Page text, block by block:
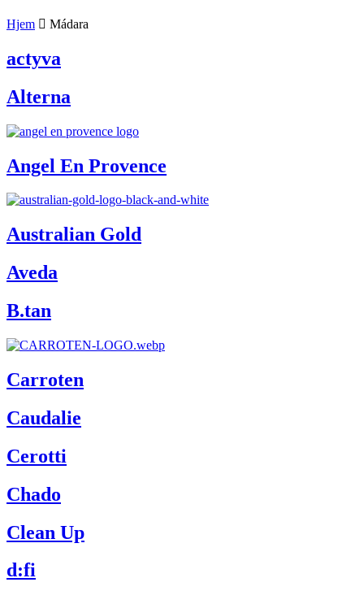
Hjem Mádara
actyva
Alterna
Angel En Provence
Australian Gold
Aveda
B.tan
Carroten
Caudalie
Cerotti
Chado
Clean Up
d:fi